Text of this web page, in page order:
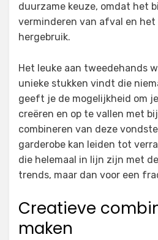
duurzame keuze, omdat het
verminderen van afval en het
hergebruik.
Het leuke aan tweedehands
unieke stukken vindt die
geeft je de mogelijkheid om
creëren en op te vallen met
combineren van deze
garderobe kan leiden tot
die helemaal in lijn zijn met
trends, maar dan voor een
Creatieve
maken